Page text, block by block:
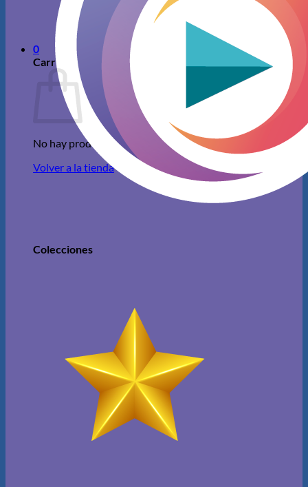
Volver a la tienda
0
Carrito
No hay productos en el carrito.
Volver a la tienda
Colecciones